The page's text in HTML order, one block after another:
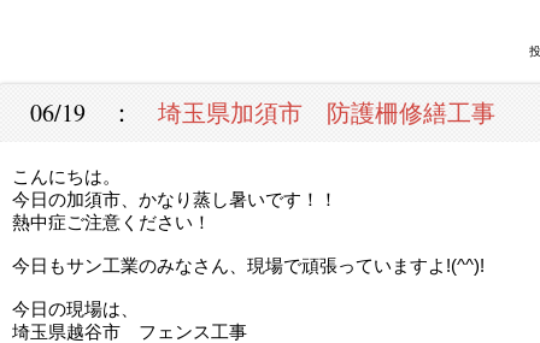
06/19 ： 埼玉県加須市 防護柵修繕工事
こんにちは。
今日の加須市、かなり蒸し暑いです！！
熱中症ご注意ください！
今日もサン工業のみなさん、現場で頑張っていますよ!(^^)!
今日の現場は、
埼玉県越谷市 フェンス工事